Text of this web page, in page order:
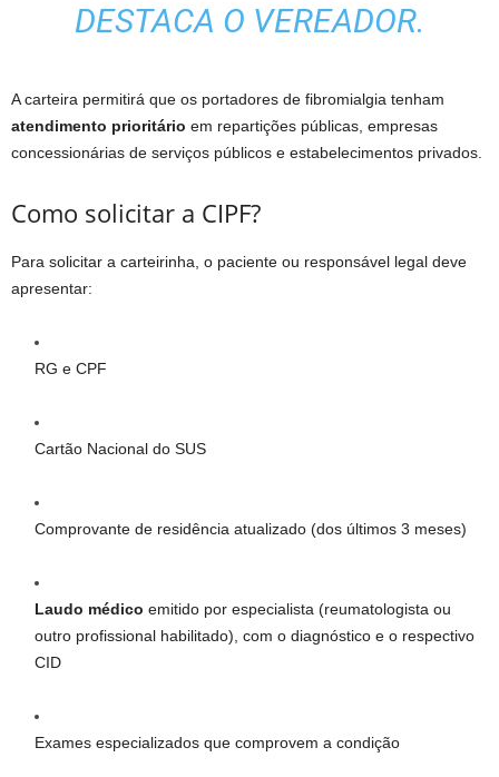
DESTACA O VEREADOR.
A carteira permitirá que os portadores de fibromialgia tenham
atendimento prioritário em repartições públicas, empresas
concessionárias de serviços públicos e estabelecimentos privados.
Como solicitar a CIPF?
Para solicitar a carteirinha, o paciente ou responsável legal deve
apresentar:
RG e CPF
Cartão Nacional do SUS
Comprovante de residência atualizado (dos últimos 3 meses)
Laudo médico emitido por especialista (reumatologista ou
outro profissional habilitado), com o diagnóstico e o respectivo
CID
Exames especializados que comprovem a condição